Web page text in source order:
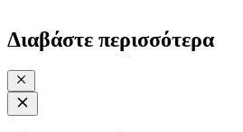
Διαβάστε περισσότερα